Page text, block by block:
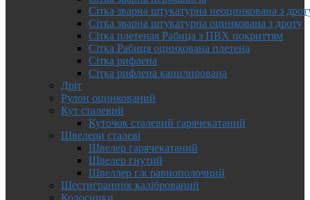
Сітка зварна штукатурна неоцинкована з
Сітка зварна штукатурна оцинкована з дроту
Сітка плетеная Рабица з ПВХ покриттям
Сітка Рабиця оцинкована плетена
Сітка рифлена
Сітка рифлена канилирована
Дріт
Рулон оцинкований
Кут сталевий
Куточок сталевий гарячекатаний
Швелери сталеві
Швелер гарячекатаний
Швелер гнутий
Швеллер г/к равнополочний
Шестигранник калібрований
Колосники